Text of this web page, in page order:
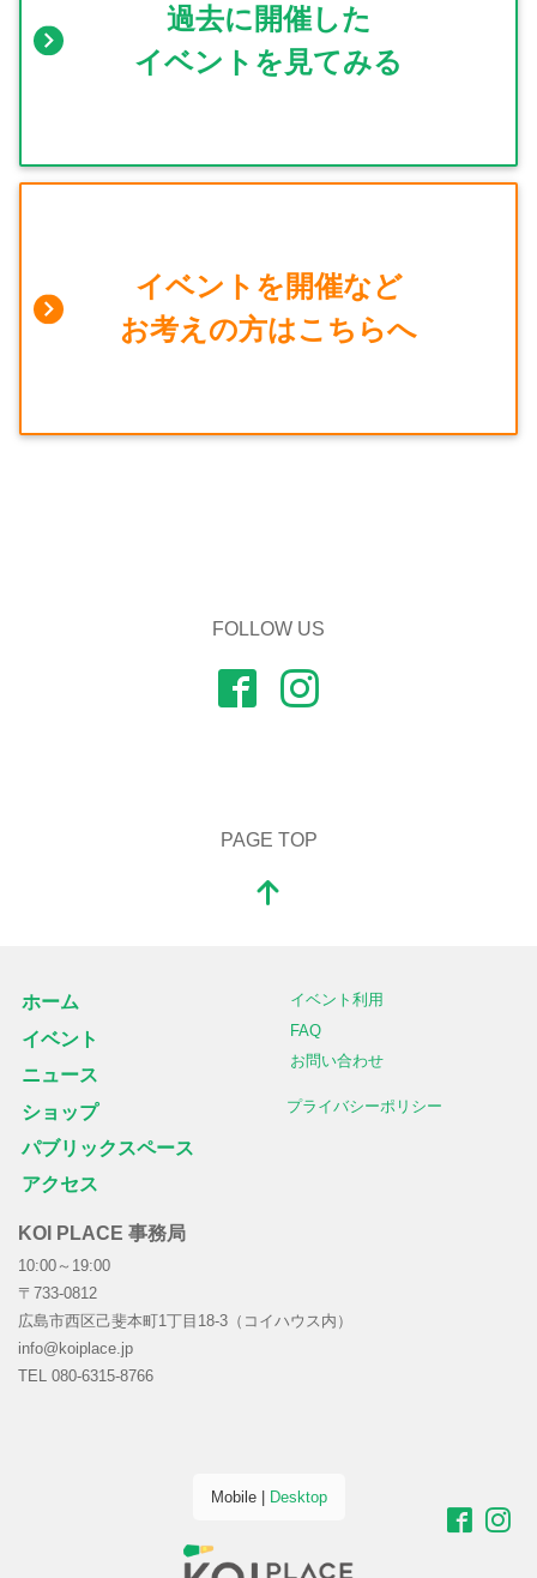
過去に開催した
イベントを見てみる
イベントを開催など
お考えの方はこちらへ
FOLLOW US
PAGE TOP
ホーム
イベント
ニュース
ショップ
パブリックスペース
アクセス
イベント利用
FAQ
お問い合わせ
プライバシーポリシー
KOI PLACE 事務局
10:00～19:00
〒733-0812
広島市西区己斐本町1丁目18-3（コイハウス内）
info@koiplace.jp
TEL 080-6315-8766
Mobile| Desktop